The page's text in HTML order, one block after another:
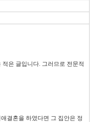
은 글입니다. 그러므로 전문적
결혼을 하였다면 그 집안은 정